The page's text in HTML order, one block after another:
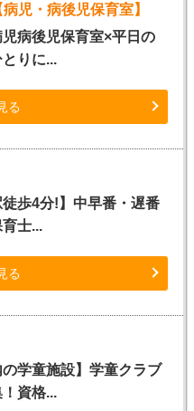
児・病後児保育室】
児病後児保育室×平日の
りに...
る
徒歩4分!】中早番・遅番
士...
る
の学童施設】学童クラブ
資格...